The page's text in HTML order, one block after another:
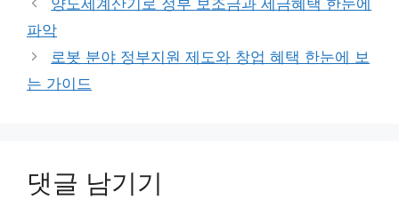
리
파악
로봇 분야 정부지원 제도와 창업 혜택 한눈에 보
는 가이드
댓글 남기기